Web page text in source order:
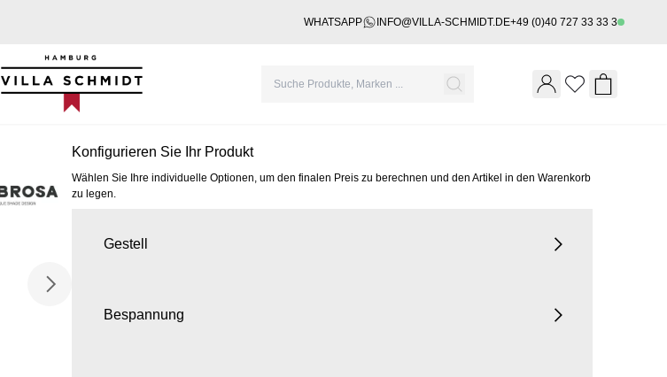
WHATSAPP INFO@VILLA-SCHMIDT.DE+49 (0)40 727 33 33 3
Villa Schmidt
Wishlist
Konfigurieren Sie Ihr Produkt
Wählen Sie Ihre individuelle Optionen, um den finalen Preis zu berechnen und den Artikel in den Warenkorb
zu legen.
Gestell
Bespannung